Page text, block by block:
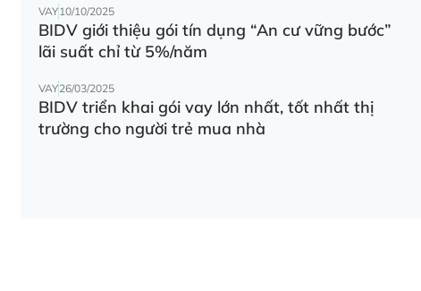
VAY10/10/2025
BIDV giới thiệu gói tín dụng “An cư vững bước”
lãi suất chỉ từ 5%/năm
VAY26/03/2025
BIDV triển khai gói vay lớn nhất, tốt nhất thị
trường cho người trẻ mua nhà